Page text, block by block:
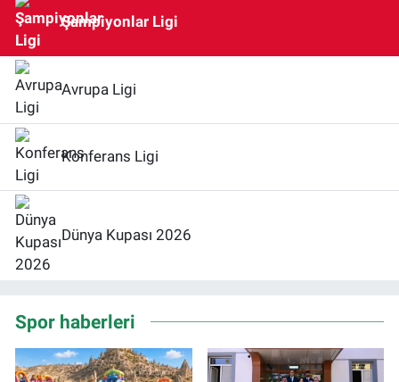
Şampiyonlar Ligi
Avrupa Ligi
Konferans Ligi
Dünya Kupası 2026
Spor haberleri